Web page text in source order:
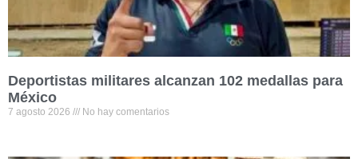
Deportistas militares alcanzan 102 medallas para
México
7 agosto 2026 No hay comentarios